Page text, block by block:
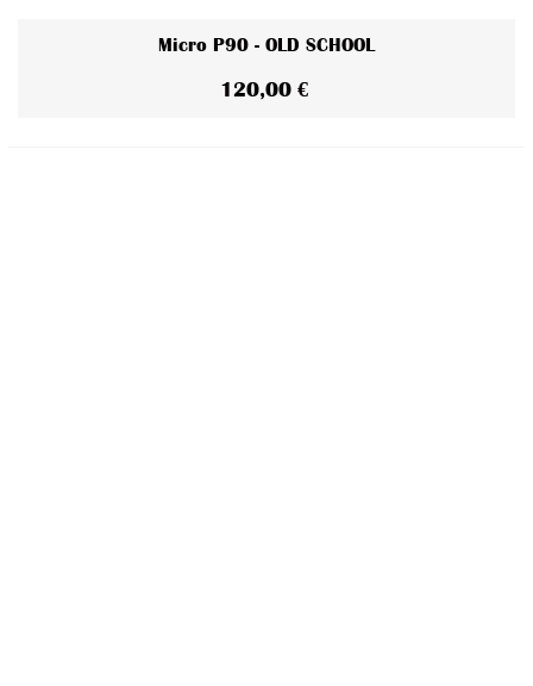
Micro P90 - OLD SCHOOL
120,00 €